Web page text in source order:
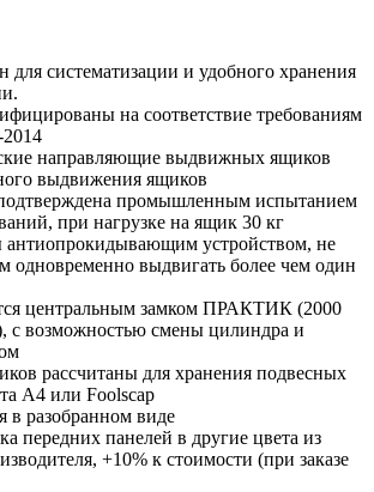
для систематизации и удобного хранения
на соответствие требованиям
направляющие выдвижных ящиков
выдвижения ящиков
промышленным испытанием
при нагрузке на ящик 30 кг
антиопрокидывающим устройством, не
одновременно выдвигать более чем один
центральным замком ПРАКТИК (2000
с возможностью смены цилиндра и
рассчитаны для хранения подвесных
А4 или Foolscap
в разобранном виде
передних панелей в другие цвета из
+10% к стоимости (при заказе